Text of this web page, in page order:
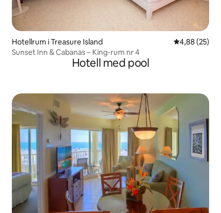
Hotellrum i Treasure Island 4,88 av 5 i
4,88 (25)
Sunset Inn & Cabanas – King-rum nr 4
Hotell med pool